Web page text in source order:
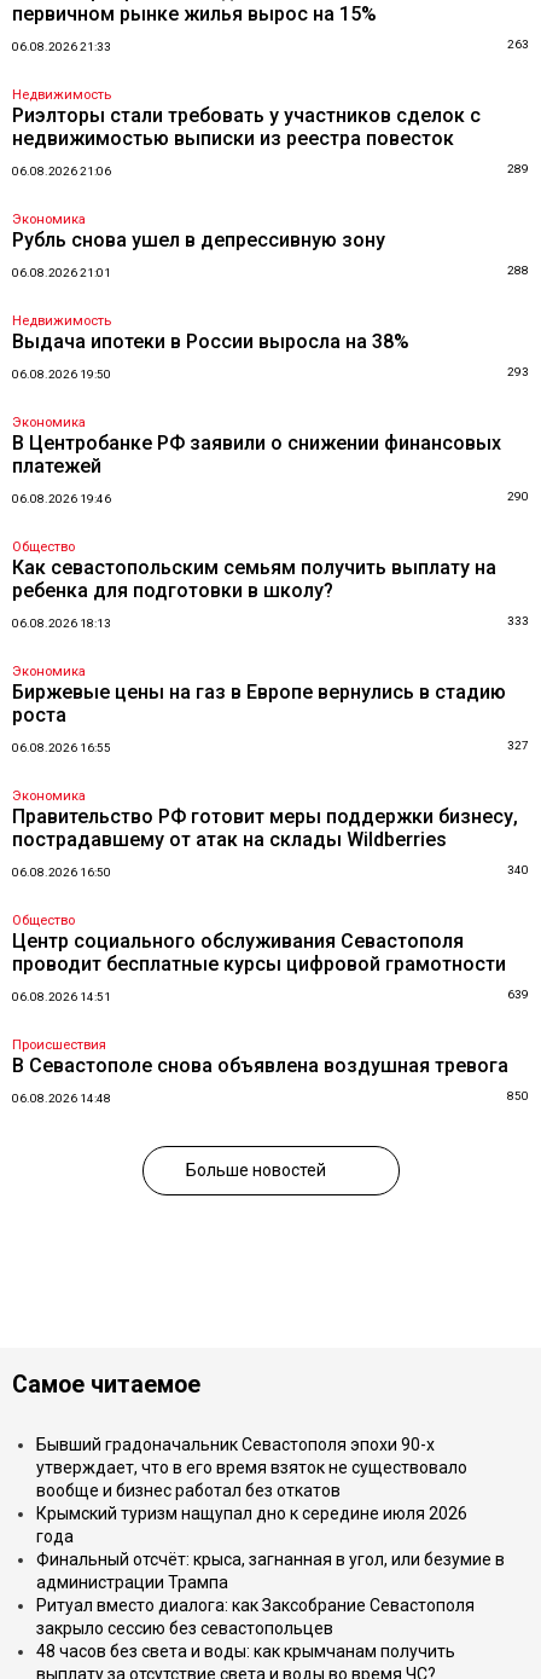
первичном рынке жилья вырос на 15%
06.08.2026 21:33 263
Недвижимость
Риэлторы стали требовать у участников сделок с
недвижимостью выписки из реестра повесток
06.08.2026 21:06 289
Экономика
Рубль снова ушел в депрессивную зону
06.08.2026 21:01 288
Недвижимость
Выдача ипотеки в России выросла на 38%
06.08.2026 19:50 293
Экономика
В Центробанке РФ заявили о снижении финансовых
платежей
06.08.2026 19:46 290
Общество
Как севастопольским семьям получить выплату на
ребенка для подготовки в школу?
06.08.2026 18:13 333
Экономика
Биржевые цены на газ в Европе вернулись в стадию
роста
06.08.2026 16:55 327
Экономика
Правительство РФ готовит меры поддержки бизнесу,
пострадавшему от атак на склады Wildberries
06.08.2026 16:50 340
Общество
Центр социального обслуживания Севастополя
проводит бесплатные курсы цифровой грамотности
06.08.2026 14:51 639
Происшествия
В Севастополе снова объявлена воздушная тревога
06.08.2026 14:48 850
Больше новостей
Самое читаемое
Бывший градоначальник Севастополя эпохи 90-х
утверждает, что в его время взяток не существовало
вообще и бизнес работал без откатов
Крымский туризм нащупал дно к середине июля 2026
года
Финальный отсчёт: крыса, загнанная в угол, или безумие в
администрации Трампа
Ритуал вместо диалога: как Заксобрание Севастополя
закрыло сессию без севастопольцев
48 часов без света и воды: как крымчанам получить
выплату за отсутствие света и воды во время ЧС?